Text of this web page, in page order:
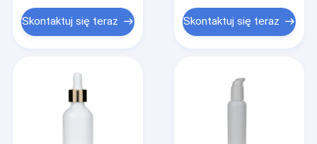
Skontaktuj się teraz Skontaktuj się teraz